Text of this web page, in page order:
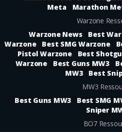
Meta
Marathon
Warzone
Warzone News
Best
Warzone
Best SMG Warzone
Pistol Warzone
Best
Warzone
Best Guns MW3
MW3
Best
MW3
Best Guns MW3
Best SMG
Sniper
BO7